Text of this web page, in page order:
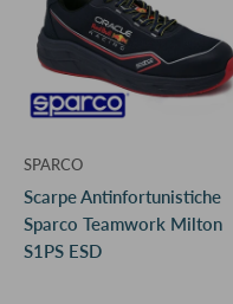
SPARCO
Scarpe Antinfortunistiche
Sparco Teamwork Milton
S1PS ESD